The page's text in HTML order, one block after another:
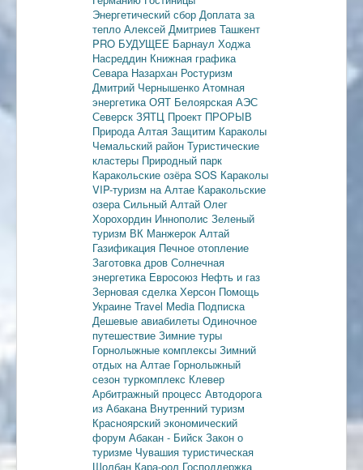
Энергетический сбор Доплата за
тепло Алексей Дмитриев Ташкент
PRO БУДУЩЕЕ Барнаул Ходжа
Насреддин Книжная графика
Севара Назархан Ростуризм
Дмитрий Чернышенко Атомная
энергетикаОЯТ Белоярская АЭС
Северск ЗЯТЦ Проект ПРОРЫВ
Природа Алтая Защитим Караколы
Чемальский район Туристические
кластеры Природный парк
Каракольские озёраSOS Караколы
VIP-туризм на Алтае Каракольские
озераСильный Алтай Олег
Хорохордин Иннополис Зеленый
туризм ВК Манжерок Алтай
Газификация Печное отопление
Заготовка дров Солнечная
энергетика Евросоюз Нефть и газ
Зерновая сделкаХерсон Помощь
Украине Travel Media Подписка
Дешевые авиабилеты Одиночное
путешествие Зимние туры
Горнолыжные комплексы Зимний
отдых на Алтае Горнолыжный
сезон туркомплекс Клевер
Арбитражный процесс Автодорога
из Абакана Внутренний туризм
Красноярский экономический
форум Абакан - Бийск Закон о
туризме Чувашия туристическая
Шолбан Кара-оол Господдержка